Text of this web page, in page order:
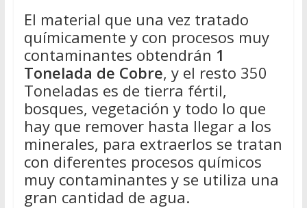
El material que una vez tratado
químicamente y con procesos muy
contaminantes obtendrán 1
Tonelada de Cobre, y el resto 350
Toneladas es de tierra fértil,
bosques, vegetación y todo lo que
hay que remover hasta llegar a los
minerales, para extraerlos se tratan
con diferentes procesos químicos
muy contaminantes y se utiliza una
gran cantidad de agua.